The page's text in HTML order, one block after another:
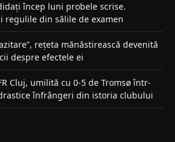
încep luni probele scrise.
regulile din sălile de examen
rețeta mănăstirească devenită
despre efectele ei
Cluj, umilită cu 0-5 de Tromsø într-
înfrângeri din istoria clubului